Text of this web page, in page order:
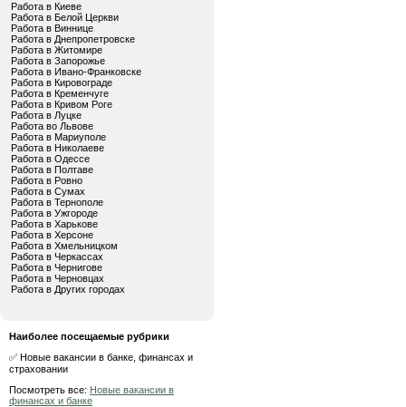
Работа в Киеве
Работа в Белой Церкви
Работа в Виннице
Работа в Днепропетровске
Работа в Житомире
Работа в Запорожье
Работа в Ивано-Франковске
Работа в Кировограде
Работа в Кременчуге
Работа в Кривом Роге
Работа в Луцке
Работа во Львове
Работа в Мариуполе
Работа в Николаеве
Работа в Одессе
Работа в Полтаве
Работа в Ровно
Работа в Сумах
Работа в Тернополе
Работа в Ужгороде
Работа в Харькове
Работа в Херсоне
Работа в Хмельницком
Работа в Черкассах
Работа в Чернигове
Работа в Черновцах
Работа в Других городах
Наиболее посещаемые рубрики
✅ Новые вакансии в банке, финансах и
страховании
Посмотреть все: Новые вакансии в
финансах и банке